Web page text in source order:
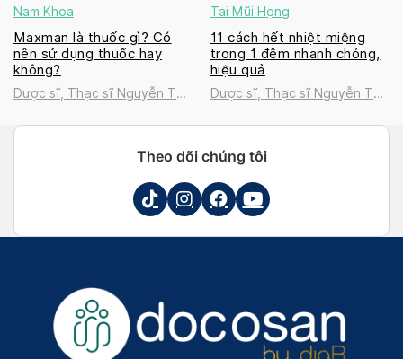
Nam Khoa
Maxman là thuốc gì? Có
nên sử dụng thuốc hay
không?
Dược sĩ, Thạc sĩ Nguyễn Thị
Tai Mũi Họng
11 cách hết nhiệt miệng
trong 1 đêm nhanh chóng,
hiệu quả
Dược sĩ, Thạc sĩ Nguyễn Thị
Theo dõi chúng tôi